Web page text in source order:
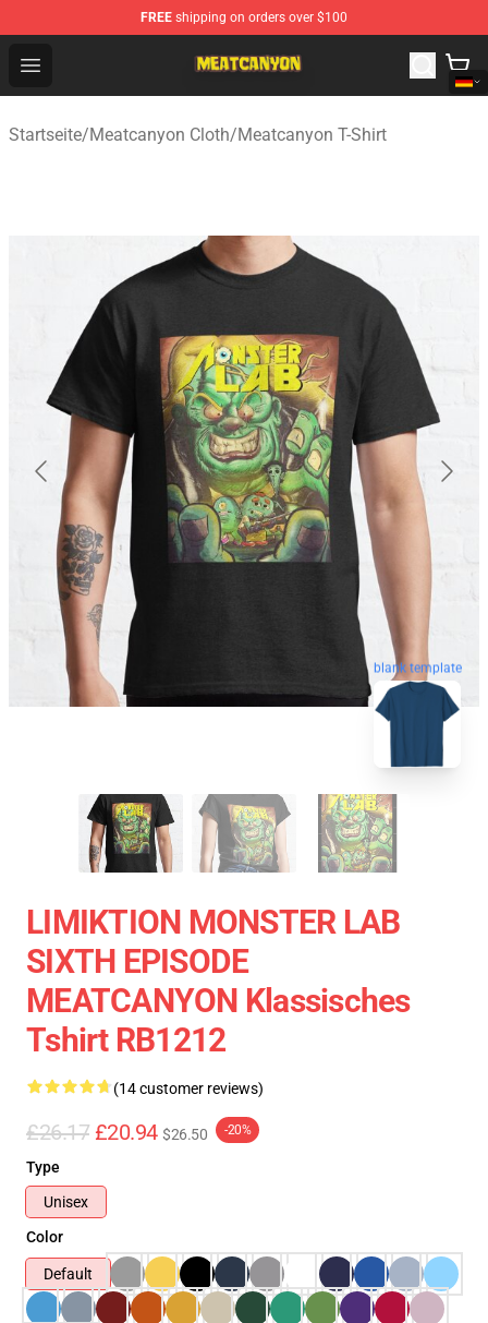
FREE shipping on orders over $100
Open menu
MeatCanyon Shop - Official MeatCanyon Merchandise
Startseite/Meatcanyon Cloth/Meatcanyon T-Shirt
blank template
LIMIKTION MONSTER LAB
SIXTH EPISODE
MEATCANYON Klassisches
Tshirt RB1212
(14 customer reviews)
£26.17 £20.94 $26.50 -20%
Type
Unisex
Color
Default